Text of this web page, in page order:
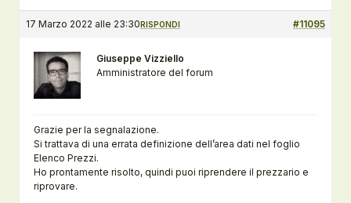
17 Marzo 2022 alle 23:30 #11095
RISPONDI
Giuseppe Vizziello
Amministratore del forum
Grazie per la segnalazione.
Si trattava di una errata definizione dell’area dati nel foglio
Elenco Prezzi.
Ho prontamente risolto, quindi puoi riprendere il prezzario e
riprovare.